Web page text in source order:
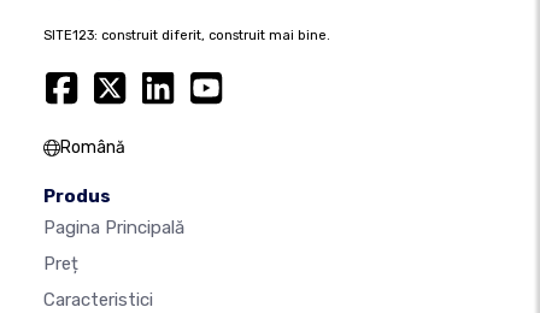
SITE123: construit diferit, construit mai bine.
Română
Produs
Pagina Principală
Preț
Caracteristici